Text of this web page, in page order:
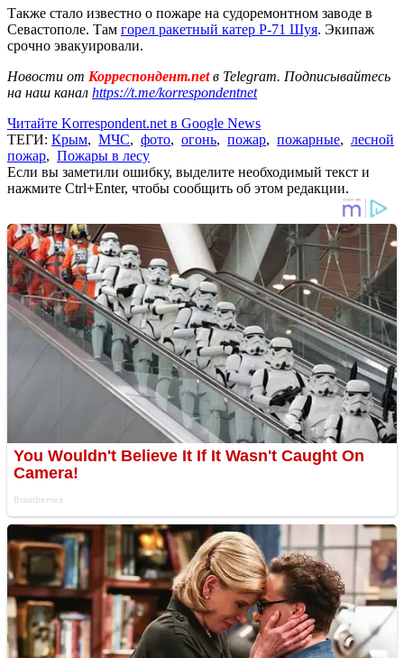
Также стало известно о пожаре на судоремонтном заводе в
Севастополе. Там горел ракетный катер Р-71 Шуя. Экипаж
срочно эвакуировали.
Новости от Корреспондент.netв Telegram. Подписывайтесь
на наш канал https://t.me/korrespondentnet
Читайте Korrespondent.net в Google News
ТЕГИ: Крым, МЧС, фото, огонь, пожар, пожарные, лесной
пожар, Пожары в лесу
Если вы заметили ошибку, выделите необходимый текст и
нажмите Ctrl+Enter, чтобы сообщить об этом редакции.